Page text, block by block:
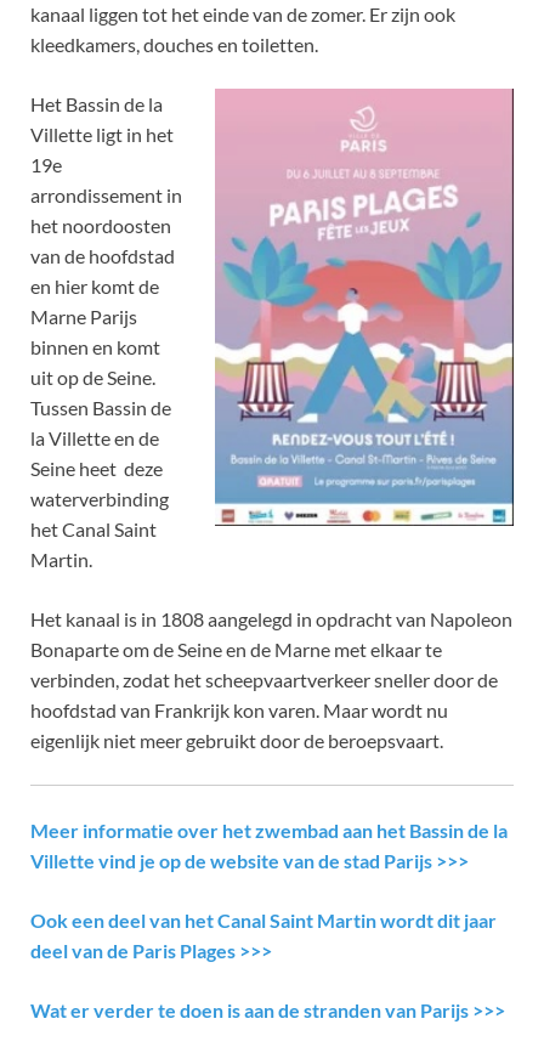
kanaal liggen tot het einde van de zomer. Er zijn ook
kleedkamers, douches en toiletten.
Het Bassin de la
Villette ligt in het
19e
arrondissement in
het noordoosten
van de hoofdstad
en hier komt de
Marne Parijs
binnen en komt
uit op de Seine.
Tussen Bassin de
la Villette en de
Seine heet deze
waterverbinding
het Canal Saint
Martin.
Het kanaal is in 1808 aangelegd in opdracht van Napoleon
Bonaparte om de Seine en de Marne met elkaar te
verbinden, zodat het scheepvaartverkeer sneller door de
hoofdstad van Frankrijk kon varen. Maar wordt nu
eigenlijk niet meer gebruikt door de beroepsvaart.
Meer informatie over het zwembad aan het Bassin de la
Villette vind je op de website van de stad Parijs >>>
Ook een deel van het Canal Saint Martin wordt dit jaar
deel van de Paris Plages >>>
Wat er verder te doen is aan de stranden van Parijs >>>